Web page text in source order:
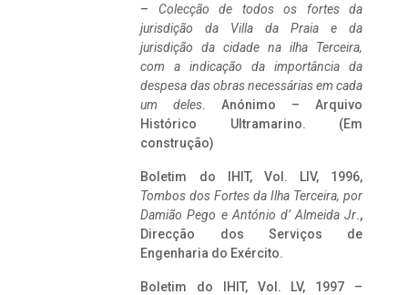
– Colecção de todos os fortes da
jurisdição da Villa da Praia e da
jurisdição da cidade na ilha Terceira,
com a indicação da importância da
despesa das obras necessárias em cada
um deles. Anónimo – Arquivo
Histórico Ultramarino. (Em
construção)
Boletim do IHIT, Vol. LIV, 1996,
Tombos dos Fortes da Ilha Terceira, por
Damião Pego e António d’ Almeida Jr.,
Direcção dos Serviços de
Engenharia do Exército.
Boletim do IHIT, Vol. LV, 1997 –